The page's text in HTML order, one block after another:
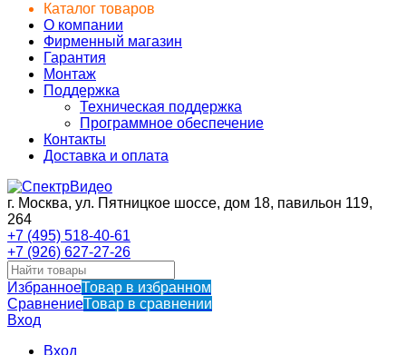
Каталог товаров
О компании
Фирменный магазин
Гарантия
Монтаж
Поддержка
Техническая поддержка
Программное обеспечение
Контакты
Доставка и оплата
г. Москва, ул. Пятницкое шоссе, дом 18, павильон 119,
264
+7 (495) 518-40-61
+7 (926) 627-27-26
ИзбранноеТовар в избранном
СравнениеТовар в сравнении
Вход
Вход